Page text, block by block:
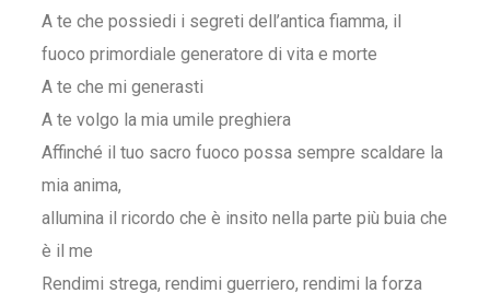
A te che possiedi i segreti dell’antica fiamma, il
fuoco primordiale generatore di vita e morte
A te che mi generasti
A te volgo la mia umile preghiera
Affinché il tuo sacro fuoco possa sempre scaldare la
mia anima,
allumina il ricordo che è insito nella parte più buia che
è il me
Rendimi strega, rendimi guerriero, rendimi la forza